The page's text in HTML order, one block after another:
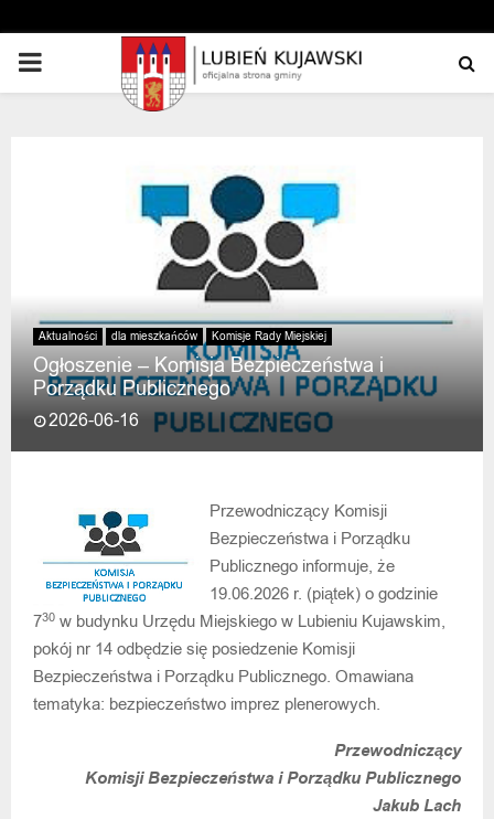
PRIMARY
Aktualności dla mieszkańców Komisje Rady Miejskiej
Ogłoszenie – Komisja Bezpieczeństwa i
Porządku Publicznego
2026-06-16
Przewodniczący Komisji
Bezpieczeństwa i Porządku
Publicznego informuje, że
19.06.2026 r. (piątek) o godzinie
730 w budynku Urzędu Miejskiego w Lubieniu Kujawskim,
pokój nr 14 odbędzie się posiedzenie Komisji
Bezpieczeństwa i Porządku Publicznego. Omawiana
tematyka: bezpieczeństwo imprez plenerowych.
Przewodniczący
Komisji Bezpieczeństwa i Porządku Publicznego
Jakub Lach